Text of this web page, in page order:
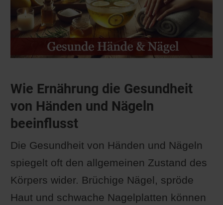
Wie Ernährung die Gesundheit
von Händen und Nägeln
beeinflusst
Die Gesundheit von Händen und Nägeln
spiegelt oft den allgemeinen Zustand des
Körpers wider. Brüchige Nägel, spröde
Haut und schwache Nagelplatten können